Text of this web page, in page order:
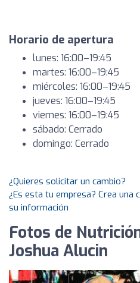
Horario de apertura
lunes: 16:00–19:45
martes: 16:00–19:45
miércoles: 16:00–19:45
jueves: 16:00–19:45
viernes: 16:00–19:45
sábado: Cerrado
domingo: Cerrado
¿Quieres solicitar un cambio?
¿Es esta tu empresa? Crea
su información
Fotos de
Joshua Alucin